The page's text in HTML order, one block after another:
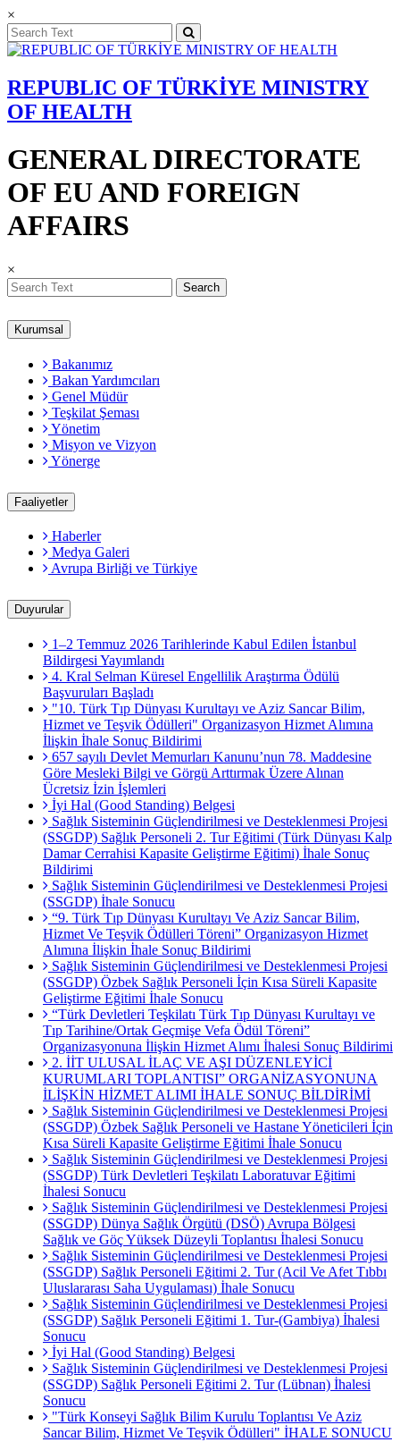
×
REPUBLIC OF TÜRKİYE MINISTRY
OF HEALTH
GENERAL DIRECTORATE
OF EU AND FOREIGN
AFFAIRS
×
Search
Kurumsal
Bakanımız
Bakan Yardımcıları
Genel Müdür
Teşkilat Şeması
Yönetim
Misyon ve Vizyon
Yönerge
Faaliyetler
Haberler
Medya Galeri
Avrupa Birliği ve Türkiye
Duyurular
1–2 Temmuz 2026 Tarihlerinde Kabul Edilen İstanbul
Bildirgesi Yayımlandı
4. Kral Selman Küresel Engellilik Araştırma Ödülü
Başvuruları Başladı
"10. Türk Tıp Dünyası Kurultayı ve Aziz Sancar Bilim,
Hizmet ve Teşvik Ödülleri" Organizasyon Hizmet Alımına
İlişkin İhale Sonuç Bildirimi
657 sayılı Devlet Memurları Kanunu’nun 78. Maddesine
Göre Mesleki Bilgi ve Görgü Arttırmak Üzere Alınan
Ücretsiz İzin İşlemleri
İyi Hal (Good Standing) Belgesi
Sağlık Sisteminin Güçlendirilmesi ve Desteklenmesi Projesi
(SSGDP) Sağlık Personeli 2. Tur Eğitimi (Türk Dünyası Kalp
Damar Cerrahisi Kapasite Geliştirme Eğitimi) İhale Sonuç
Bildirimi
Sağlık Sisteminin Güçlendirilmesi ve Desteklenmesi Projesi
(SSGDP) İhale Sonucu
“9. Türk Tıp Dünyası Kurultayı Ve Aziz Sancar Bilim,
Hizmet Ve Teşvik Ödülleri Töreni” Organizasyon Hizmet
Alımına İlişkin İhale Sonuç Bildirimi
Sağlık Sisteminin Güçlendirilmesi ve Desteklenmesi Projesi
(SSGDP) Özbek Sağlık Personeli İçin Kısa Süreli Kapasite
Geliştirme Eğitimi İhale Sonucu
“Türk Devletleri Teşkilatı Türk Tıp Dünyası Kurultayı ve
Tıp Tarihine/Ortak Geçmişe Vefa Ödül Töreni”
Organizasyonuna İlişkin Hizmet Alımı İhalesi Sonuç Bildirimi
2. İİT ULUSAL İLAÇ VE AŞI DÜZENLEYİCİ
KURUMLARI TOPLANTISI” ORGANİZASYONUNA
İLİŞKİN HİZMET ALIMI İHALE SONUÇ BİLDİRİMİ
Sağlık Sisteminin Güçlendirilmesi ve Desteklenmesi Projesi
(SSGDP) Özbek Sağlık Personeli ve Hastane Yöneticileri İçin
Kısa Süreli Kapasite Geliştirme Eğitimi İhale Sonucu
Sağlık Sisteminin Güçlendirilmesi ve Desteklenmesi Projesi
(SSGDP) Türk Devletleri Teşkilatı Laboratuvar Eğitimi
İhalesi Sonucu
Sağlık Sisteminin Güçlendirilmesi ve Desteklenmesi Projesi
(SSGDP) Dünya Sağlık Örgütü (DSÖ) Avrupa Bölgesi
Sağlık ve Göç Yüksek Düzeyli Toplantısı İhalesi Sonucu
Sağlık Sisteminin Güçlendirilmesi ve Desteklenmesi Projesi
(SSGDP) Sağlık Personeli Eğitimi 2. Tur (Acil Ve Afet Tıbbı
Uluslararası Saha Uygulaması) İhale Sonucu
Sağlık Sisteminin Güçlendirilmesi ve Desteklenmesi Projesi
(SSGDP) Sağlık Personeli Eğitimi 1. Tur-(Gambiya) İhalesi
Sonucu
İyi Hal (Good Standing) Belgesi
Sağlık Sisteminin Güçlendirilmesi ve Desteklenmesi Projesi
(SSGDP) Sağlık Personeli Eğitimi 2. Tur (Lübnan) İhalesi
Sonucu
"Türk Konseyi Sağlık Bilim Kurulu Toplantısı Ve Aziz
Sancar Bilim, Hizmet Ve Teşvik Ödülleri" İHALE SONUCU